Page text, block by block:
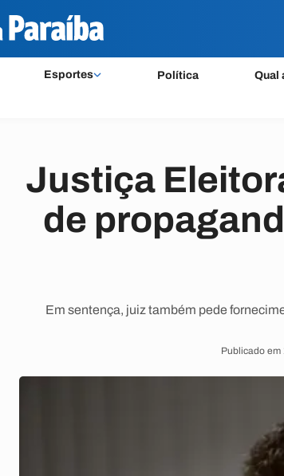
Esportes Política Qual
Justiça
de
Em sentença, juiz também pede
Publicado